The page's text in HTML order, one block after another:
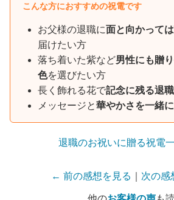
こんな方におすすめの祝電です
お父様の退職に面と向かって
届けたい方
落ち着いた紫など男性にも贈
色を選びたい方
長く飾れる花で記念に残る退
メッセージと華やかさを一緒
退職のお祝いに贈る祝電
← 前の感想を見る 次の感